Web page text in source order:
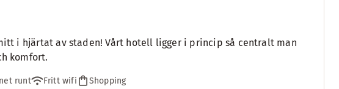
i hjärtat av staden! Vårt hotell ligger i princip så centralt man
komfort.
runt Fritt wifi Shopping